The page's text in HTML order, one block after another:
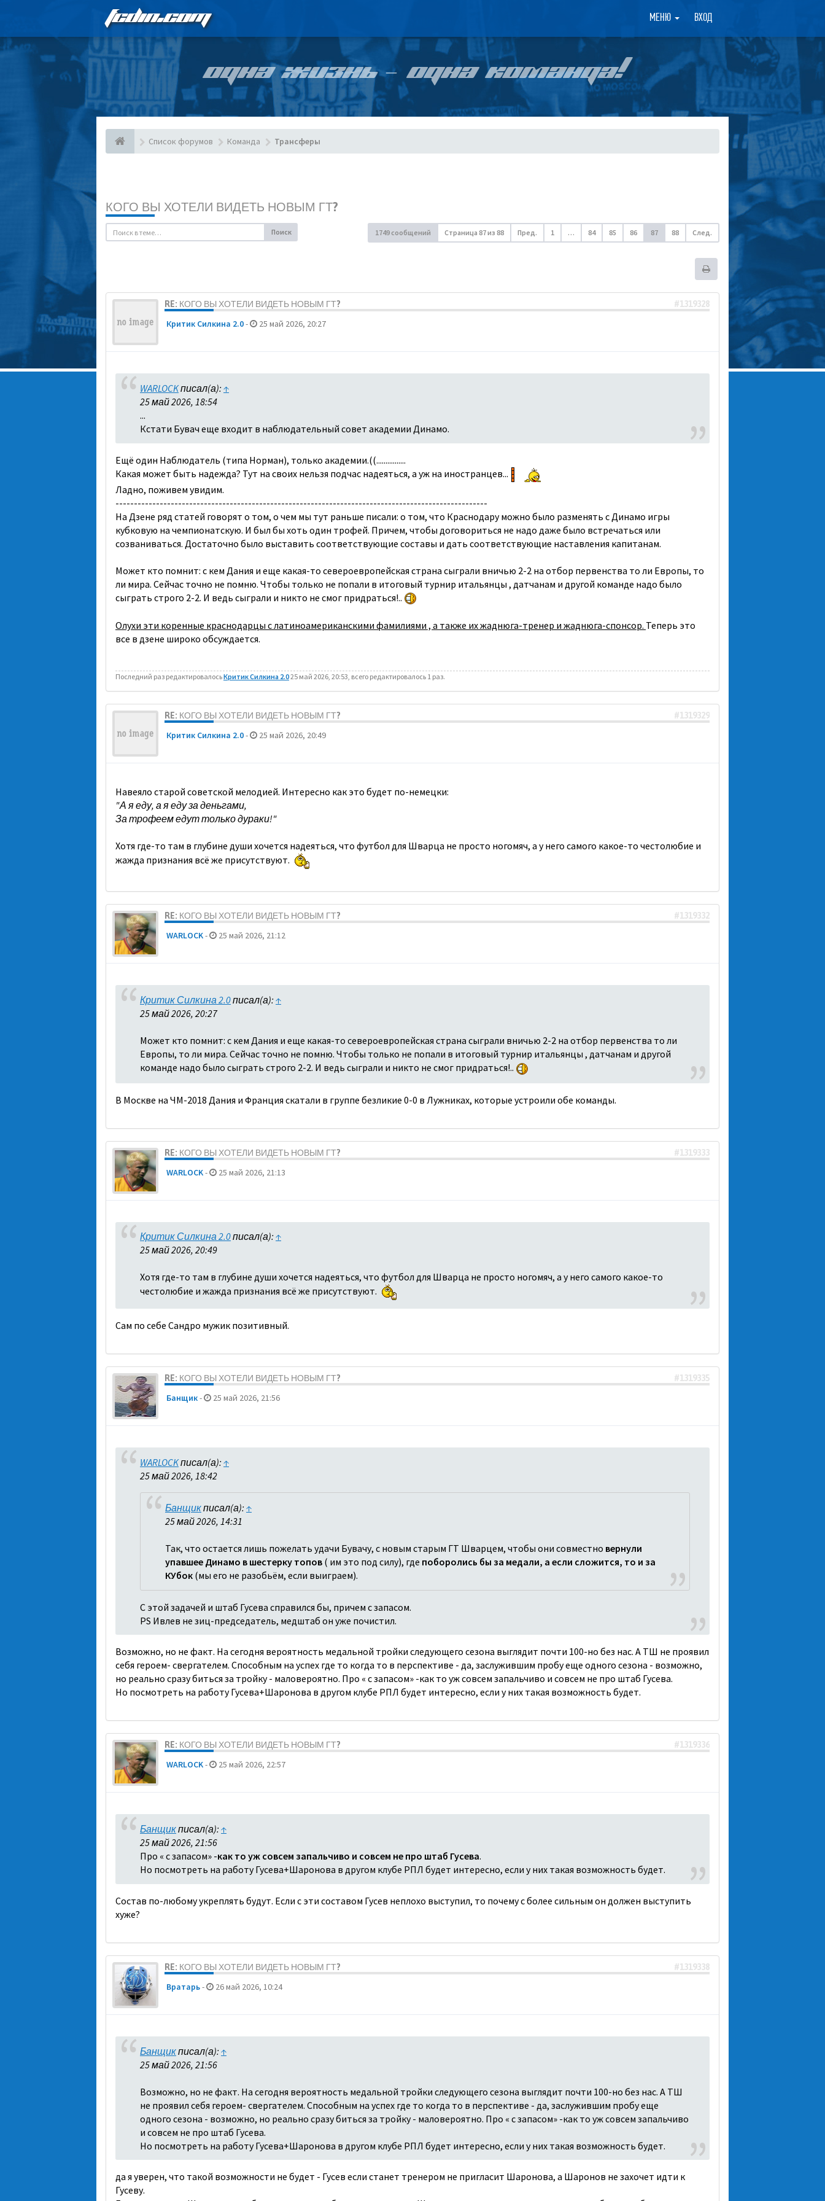
FCDIN.COM МЕНЮ ВХОД ×
ОДНА ЖИЗНЬ – ОДНА КОМАНДА!
Список форумов Команда Трансферы
КОГО ВЫ ХОТЕЛИ ВИДЕТЬ НОВЫМ ГТ?
Поиск 1749 сообщений Страница 87из 88 Пред. 1 … 84 85 86 87 88 След.
RE: КОГО ВЫ ХОТЕЛИ ВИДЕТЬ НОВЫМ ГТ? #1319328
Критик Силкина 2.0- 25 май 2026, 20:27
WARLOCKписал(а): ↑
25 май 2026, 18:54
...
Кстати Бувач еще входит в наблюдательный совет академии Динамо.
Ещё один Наблюдатель (типа Норман), только академии.((................
Какая может быть надежда? Тут на своих нельзя подчас надеяться, а уж на иностранцев...
Ладно, поживем увидим.
-----------------------------------------------------------------------------------------------------
На Дзене ряд статей говорят о том, о чем мы тут раньше писали: о том, что Краснодару можно было разменять с Динамо игры
кубковую на чемпионатскую. И был бы хоть один трофей. Причем, чтобы договориться не надо даже было встречаться или
созваниваться. Достаточно было выставить соответствующие составы и дать соответствующие наставления капитанам.
Может кто помнит: с кем Дания и еще какая-то североевропейская страна сыграли вничью 2-2 на отбор первенства то ли Европы, то
ли мира. Сейчас точно не помню. Чтобы только не попали в итоговый турнир итальянцы , датчанам и другой команде надо было
сыграть строго 2-2. И ведь сыграли и никто не смог придраться!..
Олухи эти коренные краснодарцы с латиноамериканскими фамилиями , а также их жаднюга-тренер и жаднюга-спонсор. Теперь это
все в дзене широко обсуждается.
Последний раз редактировалосьКритик Силкина 2.025 май 2026, 20:53, всего редактировалось 1 раз.
RE: КОГО ВЫ ХОТЕЛИ ВИДЕТЬ НОВЫМ ГТ? #1319329
Критик Силкина 2.0- 25 май 2026, 20:49
Навеяло старой советской мелодией. Интересно как это будет по-немецки:
"А я еду, а я еду за деньгами,
За трофеем едут только дураки!"
Хотя где-то там в глубине души хочется надеяться, что футбол для Шварца не просто ногомяч, а у него самого какое-то честолюбие и
жажда признания всё же присутствуют.
RE: КОГО ВЫ ХОТЕЛИ ВИДЕТЬ НОВЫМ ГТ? #1319332
WARLOCK- 25 май 2026, 21:12
Критик Силкина 2.0писал(а): ↑
25 май 2026, 20:27
Может кто помнит: с кем Дания и еще какая-то североевропейская страна сыграли вничью 2-2 на отбор первенства то ли
Европы, то ли мира. Сейчас точно не помню. Чтобы только не попали в итоговый турнир итальянцы , датчанам и другой
команде надо было сыграть строго 2-2. И ведь сыграли и никто не смог придраться!..
В Москве на ЧМ-2018 Дания и Франция скатали в группе безликие 0-0 в Лужниках, которые устроили обе команды.
RE: КОГО ВЫ ХОТЕЛИ ВИДЕТЬ НОВЫМ ГТ? #1319333
WARLOCK- 25 май 2026, 21:13
Критик Силкина 2.0писал(а): ↑
25 май 2026, 20:49
Хотя где-то там в глубине души хочется надеяться, что футбол для Шварца не просто ногомяч, а у него самого какое-то
честолюбие и жажда признания всё же присутствуют.
Сам по себе Сандро мужик позитивный.
RE: КОГО ВЫ ХОТЕЛИ ВИДЕТЬ НОВЫМ ГТ? #1319335
Банщик- 25 май 2026, 21:56
WARLOCKписал(а): ↑
25 май 2026, 18:42
Банщикписал(а): ↑
25 май 2026, 14:31
Так, что остается лишь пожелать удачи Бувачу, с новым старым ГТ Шварцем, чтобы они совместно вернули
упавшее Динамо в шестерку топов ( им это под силу), где поборолись бы за медали, а если сложится, то и за
КУбок (мы его не разобьём, если выиграем).
С этой задачей и штаб Гусева справился бы, причем с запасом.
PS Ивлев не зиц-председатель, медштаб он уже почистил.
Возможно, но не факт. На сегодня вероятность медальной тройки следующего сезона выглядит почти 100-но без нас. А ТШ не проявил
себя героем- свергателем. Способным на успех где то когда то в перспективе - да, заслужившим пробу еще одного сезона - возможно,
но реально сразу биться за тройку - маловероятно. Про « с запасом» -как то уж совсем запальчиво и совсем не про штаб Гусева.
Но посмотреть на работу Гусева+Шаронова в другом клубе РПЛ будет интересно, если у них такая возможность будет.
RE: КОГО ВЫ ХОТЕЛИ ВИДЕТЬ НОВЫМ ГТ? #1319336
WARLOCK- 25 май 2026, 22:57
Банщикписал(а): ↑
25 май 2026, 21:56
Про « с запасом» -как то уж совсем запальчиво и совсем не про штаб Гусева.
Но посмотреть на работу Гусева+Шаронова в другом клубе РПЛ будет интересно, если у них такая возможность будет.
Состав по-любому укреплять будут. Если с эти составом Гусев неплохо выступил, то почему с более сильным он должен выступить
хуже?
RE: КОГО ВЫ ХОТЕЛИ ВИДЕТЬ НОВЫМ ГТ? #1319338
Вратарь- 26 май 2026, 10:24
Банщикписал(а): ↑
25 май 2026, 21:56
Возможно, но не факт. На сегодня вероятность медальной тройки следующего сезона выглядит почти 100-но без нас. А ТШ
не проявил себя героем- свергателем. Способным на успех где то когда то в перспективе - да, заслужившим пробу еще
одного сезона - возможно, но реально сразу биться за тройку - маловероятно. Про « с запасом» -как то уж совсем запальчиво
и совсем не про штаб Гусева.
Но посмотреть на работу Гусева+Шаронова в другом клубе РПЛ будет интересно, если у них такая возможность будет.
да я уверен, что такой возможности не будет - Гусев если станет тренером не пригласит Шаронова, а Шаронов не захочет идти к
Гусеву.